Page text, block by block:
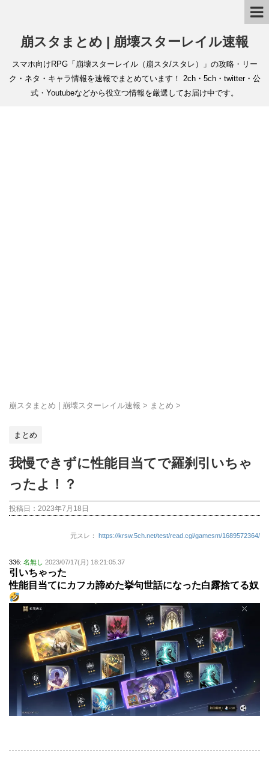
崩スタまとめ | 崩壊スターレイル速報
スマホ向けRPG「崩壊スターレイル（崩スタ/スタレ）」の攻略・リー
ク・ネタ・キャラ情報を速報でまとめています！ 2ch・5ch・twitter・公
式・Youtubeなどから役立つ情報を厳選してお届け中です。
崩スタまとめ | 崩壊スターレイル速報 > まとめ >
まとめ
我慢できずに性能目当てで羅刹引いちゃ
ったよ！？
投稿日： 2023年7月18日
元スレ： https://krsw.5ch.net/test/read.cgi/gamesm/1689572364/
336: 名無し 2023/07/17(月) 18:21:05.37
引いちゃった
性能目当てにカフカ諦めた挙句世話になった白露捨てる奴